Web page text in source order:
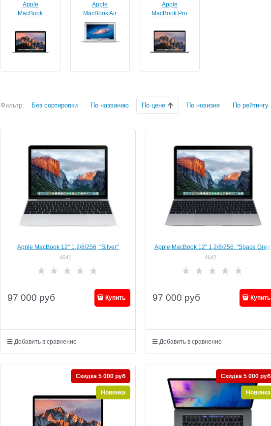
Apple
MacBook
Apple
MacBook Air
Apple
MacBook Pro
Фильтр: Без сортировки По названию По цене По новизне По рейтингу
Apple MacBook 12" 1,2/8/256, "Silver"
4641
97 000 руб Купить
Добавить в сравнение
Apple MacBook 12" 1,2/8/256, "Space Grey"
4642
97 000 руб Купить
Добавить в сравнение
Скидка 5 000 руб
Новинка
Скидка 5 000 руб
Новинка